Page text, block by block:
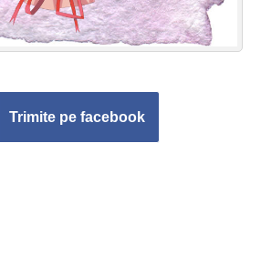
Trimite pe facebook